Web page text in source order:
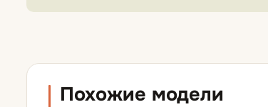
Похожие модели